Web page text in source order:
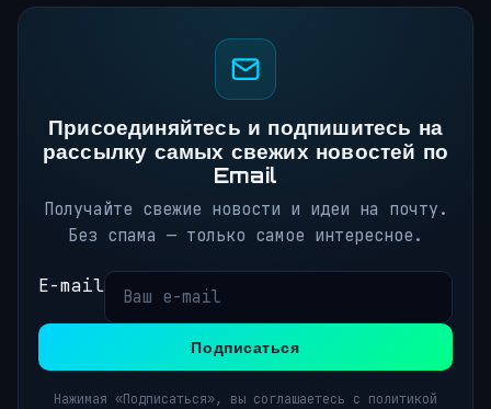
Присоединяйтесь и подпишитесь на
рассылку самых свежих новостей по
Email
Получайте свежие новости и идеи на почту.
Без спама — только самое интересное.
E-mail
Подписаться
Нажимая «Подписаться», вы соглашаетесь с политикой